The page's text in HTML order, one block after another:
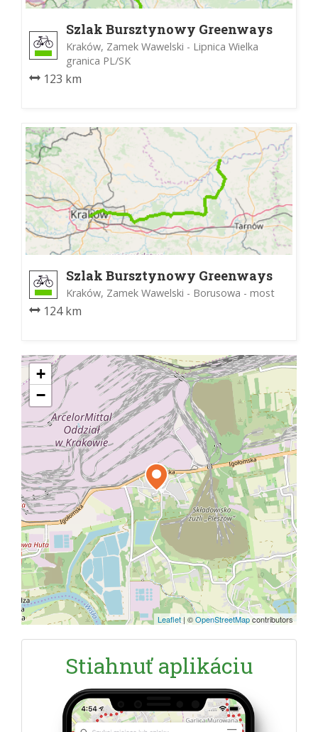
Szlak Bursztynowy Greenways
Kraków, Zamek Wawelski - Lipnica Wielka
granica PL/SK
123 km
Szlak Bursztynowy Greenways
Kraków, Zamek Wawelski - Borusowa - most
124 km
+
−
Leaflet | ©OpenStreetMapcontributors
Stiahnuť aplikáciu